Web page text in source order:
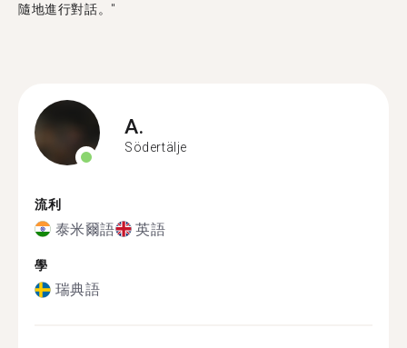
隨地進行對話。"
A.
Södertälje
流利
泰米爾語 英語
學
瑞典語